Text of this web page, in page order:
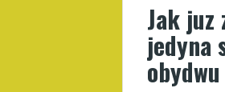
Jak juz
jedyna